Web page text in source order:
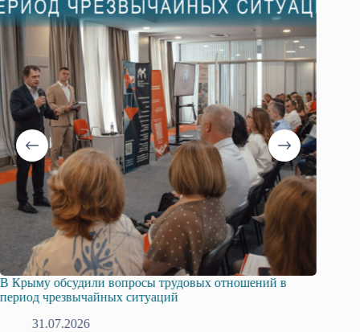
В Крыму обсудили вопросы трудовых отношений в
период чрезвычайных ситуаций
31.07.2026